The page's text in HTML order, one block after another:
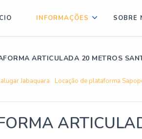
INFORMAÇÕES SOBRE
ARTICULADA 20 METROS
Jabaquara Locação de plataforma